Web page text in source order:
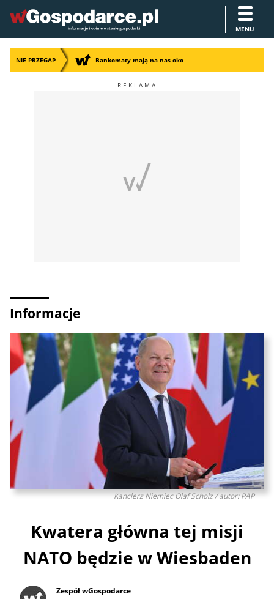
MENU
NIE PRZEGAP Bankomaty mają na nas oko
Informacje
Kanclerz Niemiec Olaf Scholz / autor: PAP
Kwatera główna tej misji
NATO będzie w Wiesbaden
Zespół wGospodarce